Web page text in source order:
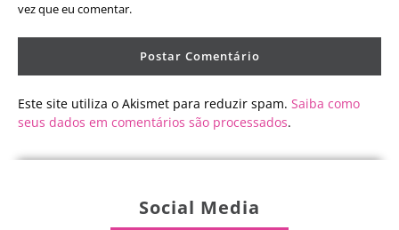
vez que eu comentar.
Este site utiliza o Akismet para reduzir spam. Saiba como
seus dados em comentários são processados.
Social Media